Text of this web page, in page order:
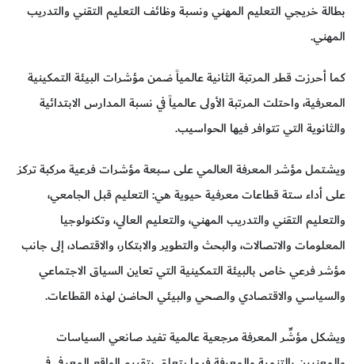
بطالة خريجي التعليم المهني ونسبة وظائف التعليم التقني والتدريب
المهني.
كما أحرزت قطر المرتبة الثانية عالمياً ضمن مؤشرات البيئة التمكينية
المعرفية، واحتلت المرتبة الأولى عالمياً في نسبة المدارس الابتدائية
والثانوية التي تتوافر فيها الحواسيب.
ويشتمل مؤشر المعرفة العالمي على سبعة مؤشرات فرعية مركبة تركز
على أداء ستة قطاعات معرفية حيوية هي: التعليم قبل الجامعي،
والتعليم التقني والتدريب المهني، والتعليم العالي، وتكنولوجيا
المعلومات والاتصالات، والبحث والتطوير والابتكار، والاقتصاد، إلى جانب
مؤشر فرعي خاص بالبيئة التمكينية التي تعاين السياق الاجتماعي
والسياسي والاقتصادي والصحي والبيئي الحاضن لهذه القطاعات.
ويشكل مؤشِّر المعرفة مرجعية عالمية تفيد صانعي السياسات